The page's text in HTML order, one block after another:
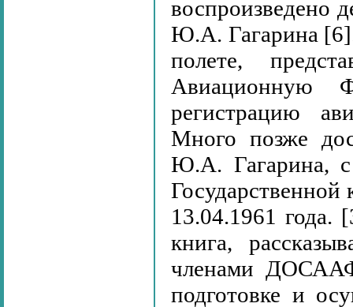
воспроизведено
Ю.А. Гагарина
полете,
Авиационную
регистрацию
Много позже
Ю.А. Гагарина,
13.04.1961 года.
книга,
членами
подготовке и